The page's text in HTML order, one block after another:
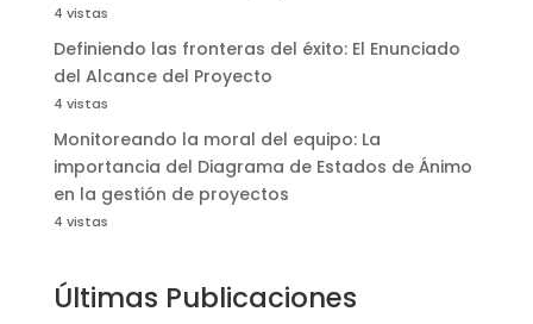
4 vistas
Definiendo las fronteras del éxito: El Enunciado
del Alcance del Proyecto
4 vistas
Monitoreando la moral del equipo: La
importancia del Diagrama de Estados de Ánimo
en la gestión de proyectos
4 vistas
Últimas Publicaciones